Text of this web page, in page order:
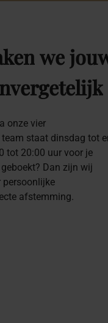
we
onze vier
staat dinsdag tot
tot 20:00 uur voor je
Dan zijn wij
persoonlijke
afstemming.